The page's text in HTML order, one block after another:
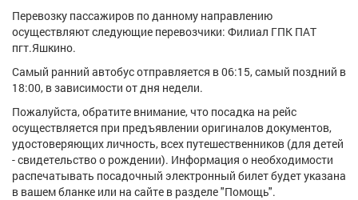
Перевозку пассажиров по данному направлению
осуществляют следующие перевозчики: Филиал ГПК ПАТ
пгт.Яшкино.
Самый ранний автобус отправляется в 06:15, самый поздний в
18:00, в зависимости от дня недели.
Пожалуйста, обратите внимание, что посадка на рейс
осуществляется при предъявлении оригиналов документов,
удостоверяющих личность, всех путешественников (для детей
- свидетельство о рождении). Информация о необходимости
распечатывать посадочный электронный билет будет указана
в вашем бланке или на сайте в разделе "Помощь".